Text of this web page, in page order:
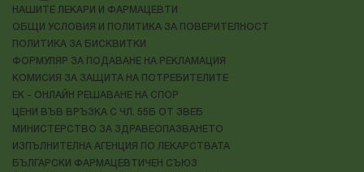
НАШИТЕ ЛЕКАРИ И ФАРМАЦЕВТИ
ОБЩИ УСЛОВИЯ И ПОЛИТИКА ЗА ПОВЕРИТЕЛНОСТ
ПОЛИТИКА ЗА БИСКВИТКИ
ФОРМУЛЯР ЗА ПОДАВАНЕ НА РЕКЛАМАЦИЯ
КОМИСИЯ ЗА ЗАЩИТА НА ПОТРЕБИТЕЛИТЕ
ЕК - ОНЛАЙН РЕШАВАНЕ НА СПОР
ЦЕНИ ВЪВ ВРЪЗКА С ЧЛ. 55Б ОТ ЗВЕБ
МИНИСТЕРСТВО ЗА ЗДРАВЕОПАЗВАНЕТО
ИЗПЪЛНИТЕЛНА АГЕНЦИЯ ПО ЛЕКАРСТВАТА
БЪЛГАРСКИ ФАРМАЦЕВТИЧЕН СЪЮЗ